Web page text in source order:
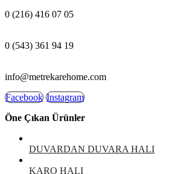
0 (216) 416 07 05
0 (543) 361 94 19
info@metrekarehome.com
Facebook Instagram
Öne Çıkan Ürünler
DUVARDAN DUVARA HALI
KARO HALI